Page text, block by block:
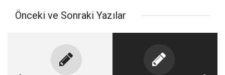
Önceki ve Sonraki Yazılar